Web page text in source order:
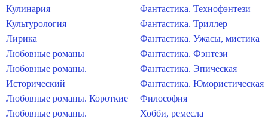
Кулинария
Культурология
Лирика
Любовные романы
Любовные романы.
Исторический
Любовные романы. Короткие
Любовные романы.
Фантастика. Технофэнтези
Фантастика. Триллер
Фантастика. Ужасы, мистика
Фантастика. Фэнтези
Фантастика. Эпическая
Фантастика. Юмористическая
Философия
Хобби, ремесла